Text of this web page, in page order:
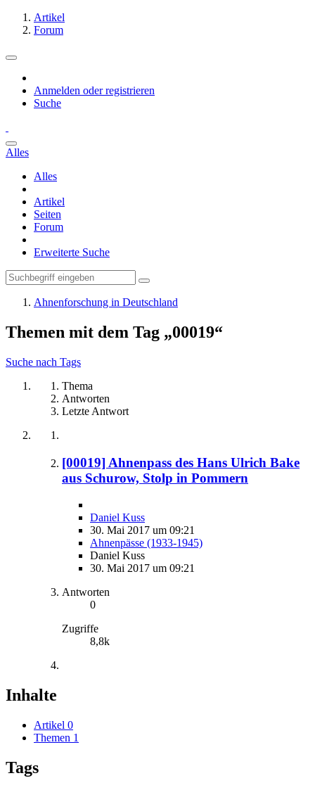
Artikel
Forum
Anmelden oder registrieren
Suche
Alles
Alles
Artikel
Seiten
Forum
Erweiterte Suche
Ahnenforschung in Deutschland
Themen mit dem Tag „00019“
Suche nach Tags
Thema
Antworten
Letzte Antwort
[00019] Ahnenpass des Hans Ulrich Bake
aus Schurow, Stolp in Pommern
Daniel Kuss
30. Mai 2017 um 09:21
Ahnenpässe (1933-1945)
Daniel Kuss
30. Mai 2017 um 09:21
Antworten
0
Zugriffe
8,8k
Inhalte
Artikel 0
Themen 1
Tags